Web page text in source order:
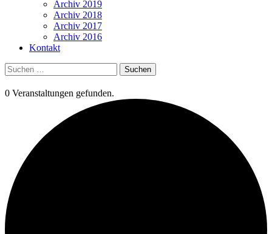
Archiv 2019
Archiv 2018
Archiv 2017
Archiv 2016
Kontakt
Suchen
nach:
0 Veranstaltungen gefunden.